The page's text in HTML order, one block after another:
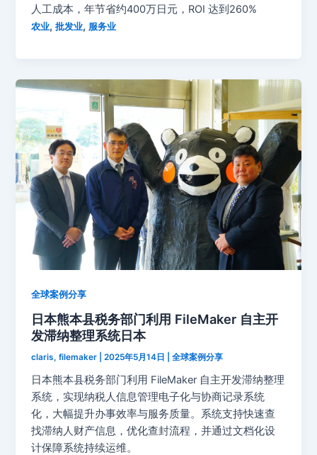
人工成本，年节省约400万日元，ROI 达到260%
农业,批发业, 服务业
全球案例分享
日本熊本县税务部门利用 FileMaker 自主开
发滞纳整理系统日本
claris, filemaker |2025年5月14日 |全球案例分享
日本熊本县税务部门利用 FileMaker 自主开发滞纳整理
系统，实现纳税人信息管理电子化与协商记录系统
化，大幅提升办事效率与服务质量。系统支持快速查
找滞纳人财产信息，优化查封流程，并通过文档化设
计保障系统持续运维。